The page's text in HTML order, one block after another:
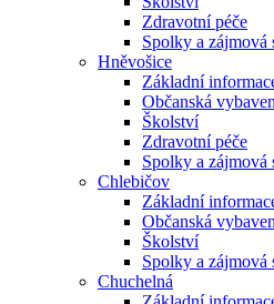
Zdravotní péče
Spolky a zájmová
Hněvošice
Základní
Občanská
Školství
Zdravotní péče
Spolky a zájmová
Chlebičov
Základní
Občanská
Školství
Spolky a zájmová
Chuchelná